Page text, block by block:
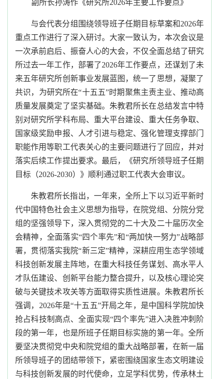
副所长孙涛作《研究所2026年主要工作要点》
与会代表分组围绕领导班子任期目标草案和2026年
重点工作进行了深入研讨。 大家一致认为， 本次会议是
一次承前启后、 振奋人心的大会， 不仅全面总结了研究
所过去一年工作，部署了2026年工作要点， 还谋划了未
来五年研究所创新事业发展蓝图，统一了思想，凝聚了
共识，为研究所在“十五五”时期聚焦主责主业、推动高
质量发展奠定了坚实基础。 朱教君所长在总结发言中特
别对研究所学科布局、重大平台建设、重大任务争取、
国家级奖励申报、人才引进与稳定、强化管理支撑部门
职能作用等职工代表关心的主要问题进行了 回应，并对
落实后续工作提出要求。 最后，《研究所领导班子任期
目标（2026-2030）》顺利通过职工代表大会审议。
朱教君所长指出， 一年来，全所上下以习近平新时
代中国特色社会主义思想为指导，在院党组、分院分党
组的坚强领导下，深入贯彻党的二十大及二十届历次全
会精神，全面落实“四个率先”和“两加快一努力”战略部
署， 贯彻落实我院“新三定”精神 ， 深耕应用生态学领域
科技创新发展主阵地，在重大科技任务谋划、高水平人
才队伍建设、创新平台能力整合提升，以及核心理论突
破与关键技术攻关等方面取得实质性进展。 朱教君所长
强调 ， 2026年是“十五五”开局之年，是中国科学院加快
抢占科技制高点、全面实现“四个率先”进入决胜冲刺阶
段的第一年，也是所班子任期目标实施的第一年。全所
要坚决贯彻党中央和院党组的重大战略部署，在新一届
所领导班子的团结带领下，紧密围绕国家生态文明建设
与科技创新发展的时代使命，立足学科优势，传承林土